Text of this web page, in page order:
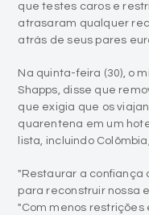
que testes caros e
atrasaram qualquer
atrás de seus pares
Na quinta-feira (30), o
Shapps, disse que
que exigia que os
quarentena em um
lista, incluindo
"Restaurar a confiança
para reconstruir nossa
"Com menos restrições